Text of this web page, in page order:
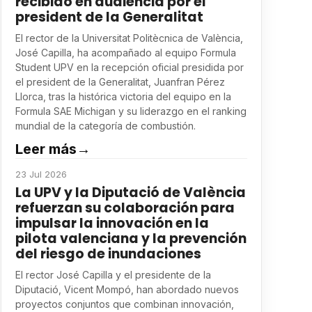
president de la Generalitat
El rector de la Universitat Politècnica de València,
José Capilla, ha acompañado al equipo Formula
Student UPV en la recepción oficial presidida por
el president de la Generalitat, Juanfran Pérez
Llorca, tras la histórica victoria del equipo en la
Formula SAE Michigan y su liderazgo en el ranking
mundial de la categoría de combustión.
Leer más →
23 Jul 2026
La UPV y la Diputació de València
refuerzan su colaboración para
impulsar la innovación en la
pilota valenciana y la prevención
del riesgo de inundaciones
El rector José Capilla y el presidente de la
Diputació, Vicent Mompó, han abordado nuevos
proyectos conjuntos que combinan innovación,